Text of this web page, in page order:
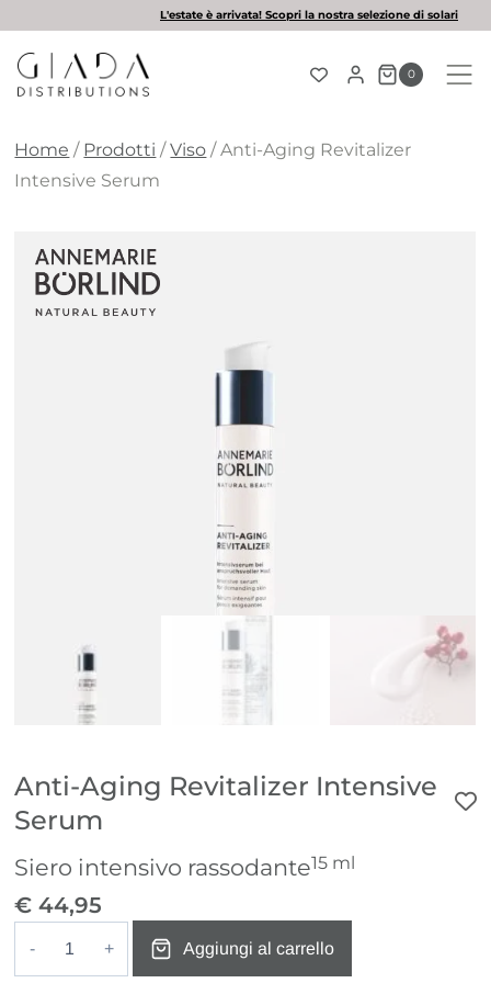
contenuto
L'estate è arrivata! Scopri la nostra selezione di solari
0
Home / Prodotti /Viso /Anti-Aging Revitalizer
Intensive Serum
Anti-Aging Revitalizer Intensive
Serum
Siero intensivo rassodante15 ml
€ 44,95
Aggiungi al carrello